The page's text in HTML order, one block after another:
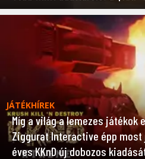
JÁTÉKHÍREK
Míg a világ a lemezes játékok
Ziggurat Interactive épp most
éves KKnD új dobozos